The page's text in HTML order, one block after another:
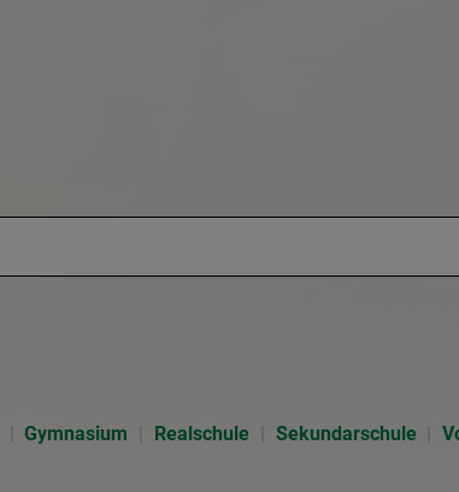
Gymnasium Realschule Sekundarschule